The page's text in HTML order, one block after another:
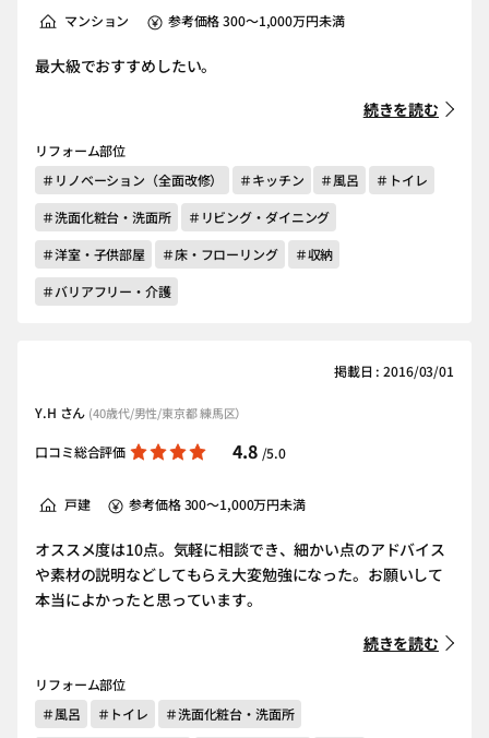
マンション 参考価格 300～1,000万円未満
最大級でおすすめしたい。
続きを読む
リフォーム部位
＃リノベーション（全面改修）
＃キッチン ＃風呂
＃トイレ
＃洗面化粧台・洗面所
＃リビング・ダイニング
＃洋室・子供部屋
＃床・フローリング
＃収納
＃バリアフリー・介護
掲載日 : 2016/03/01
Y.H さん (40歳代/男性/東京都 練馬区）
口コミ総合評価 4.8 /5.0
戸建 参考価格 300～1,000万円未満
オススメ度は10点。気軽に相談でき、細かい点のアドバイス
や素材の説明などしてもらえ大変勉強になった。お願いして
本当によかったと思っています。
続きを読む
リフォーム部位
＃風呂
＃トイレ
＃洗面化粧台・洗面所